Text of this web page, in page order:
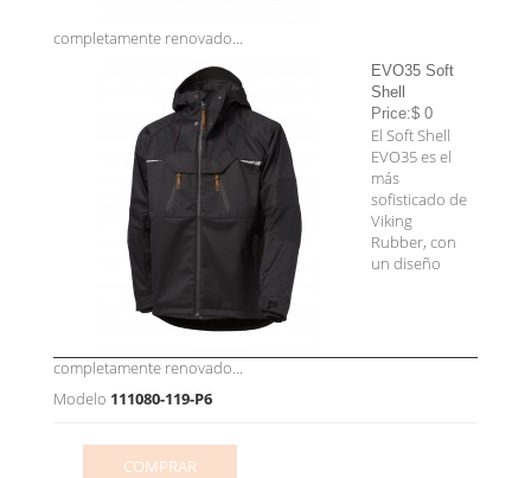
completamente renovado...
EVO35 Soft
Shell
Price:$ 0
El Soft Shell
EVO35 es el
más
sofisticado de
Viking
Rubber, con
un diseño
completamente renovado...
Modelo 111080-119-P6
COMPRAR